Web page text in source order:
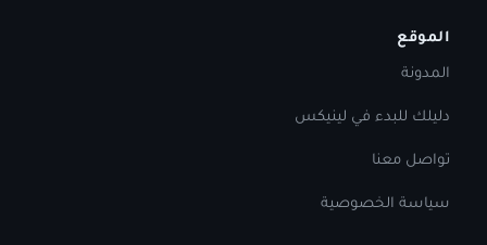
الموقع
المدونة
دليلك للبدء في لينيكس
تواصل معنا
سياسة الخصوصية